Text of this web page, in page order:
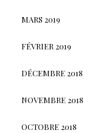
MARS 2019
FÉVRIER 2019
DÉCEMBRE 2018
NOVEMBRE 2018
OCTOBRE 2018